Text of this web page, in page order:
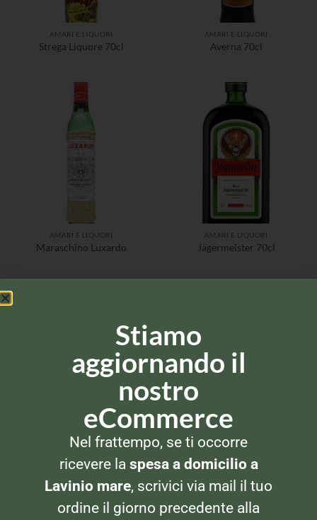
AMARI E LIQUORI
Strega Liquore 70cl
AMARI E LIQUORI
Averna 70cl
AMARI E LIQUORI
Maraschino Luxardo
AMARI E LIQUORI
Jägermeister 70cl
AMARI E LIQUORI
Fernet Branca 70cl Pallini Mistrà 700ml
Stiamo
aggiornando il
nostro
eCommerce
Nel frattempo, se ti occorre
ricevere la spesa a domicilio a
Lavinio mare, scrivici via mail il tuo
ordine il giorno precedente alla